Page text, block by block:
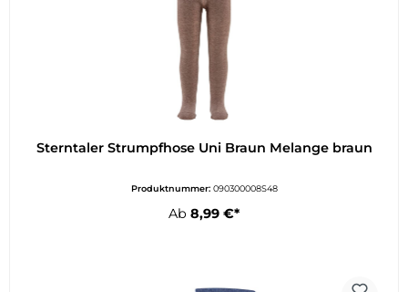
Sterntaler Strumpfhose Uni Braun Melange braun
Produktnummer: 090300008S48
Ab 8,99 €*